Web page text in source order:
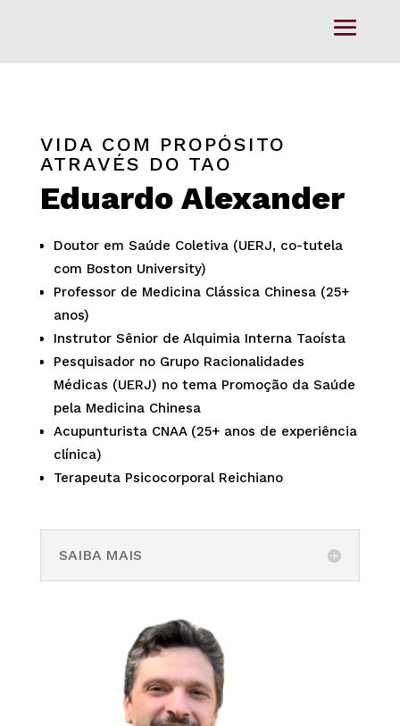
VIDA COM PROPÓSITO
ATRAVÉS DO TAO
Eduardo Alexander
Doutor em Saúde Coletiva (UERJ, co-tutela
com Boston University)
Professor de Medicina Clássica Chinesa (25+
anos)
Instrutor Sênior de Alquimia Interna Taoísta
Pesquisador no Grupo Racionalidades
Médicas (UERJ) no tema Promoção da Saúde
pela Medicina Chinesa
Acupunturista CNAA (25+ anos de experiência
clínica)
Terapeuta Psicocorporal Reichiano
SAIBA MAIS